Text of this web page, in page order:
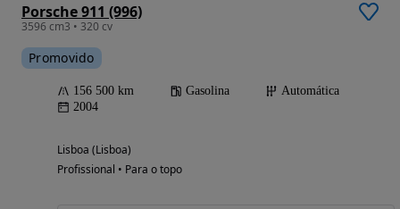
Porsche 911 (996)
3596 cm3 • 320 cv
Promovido
156 500 km Gasolina
Automática
2004
Lisboa (Lisboa)
Profissional • Para o topo